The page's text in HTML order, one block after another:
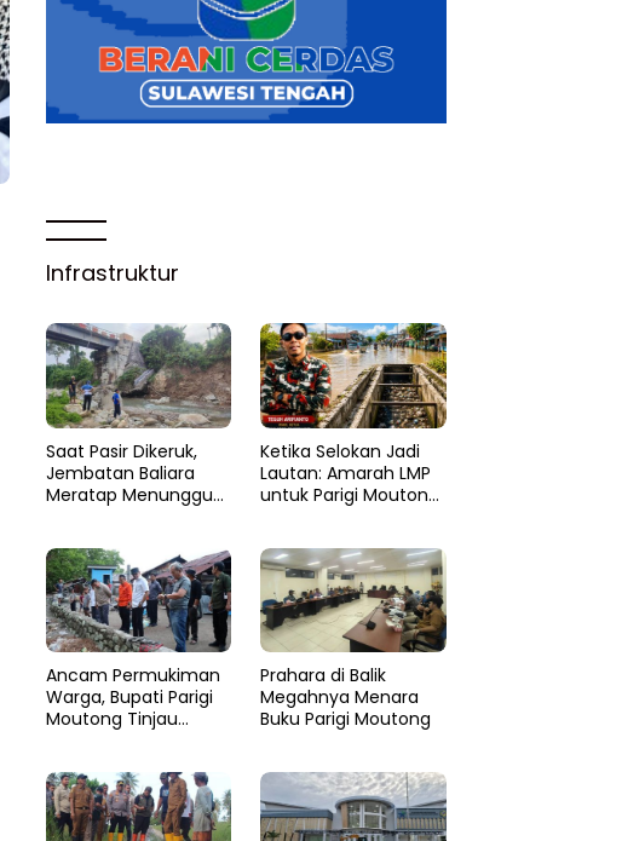
Infrastruktur
Saat Pasir Dikeruk,
Jembatan Baliara
Meratap Menunggu
Ketika Selokan Jadi
Lautan: Amarah LMP
untuk Parigi Moutong
Ancam Permukiman
Warga, Bupati Parigi
Moutong Tinjau
Penanganan Cepat
Prahara di Balik
Megahnya Menara
Buku Parigi Moutong